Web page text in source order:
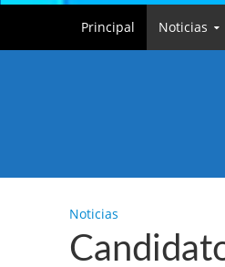
Principal Noticias
Noticias